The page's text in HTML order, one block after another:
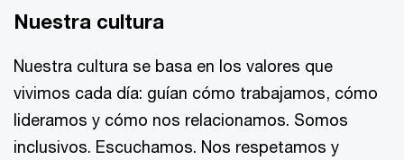
Nuestra cultura
Nuestra cultura se basa en los valores que
vivimos cada día: guían cómo trabajamos, cómo
lideramos y cómo nos relacionamos. Somos
inclusivos. Escuchamos. Nos respetamos y